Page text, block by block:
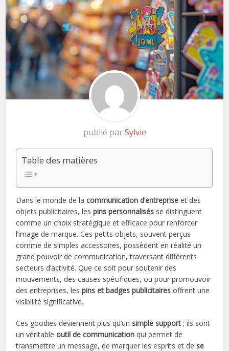
publié parSylvie
Table des matières
Dans le monde de lacommunication d’entreprise et des
objets publicitaires, lespins personnalisés se distinguent
comme un choix stratégique et efficace pour renforcer
l’image de marque. Ces petits objets, souvent perçus
comme de simples accessoires, possèdent en réalité un
grand pouvoir de communication, traversant différents
secteurs d’activité. Que ce soit pour soutenir des
mouvements, des causes spécifiques, ou pour promouvoir
des entreprises, lespins et badges publicitaires offrent une
visibilité significative.
Ces goodies deviennent plus qu’unsimple support ; ils sont
un véritableoutil de communication qui permet de
transmettre un message, de marquer les esprits et de se